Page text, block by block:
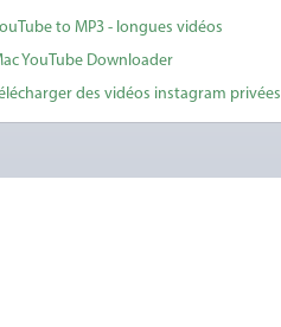
to MP3 - longues vidéos
YouTube Downloader
des vidéos instagram privées